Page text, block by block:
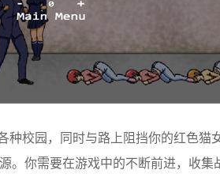
校园，同时与路上阻挡你的红色猫
。你需要在游戏中的不断前进，收